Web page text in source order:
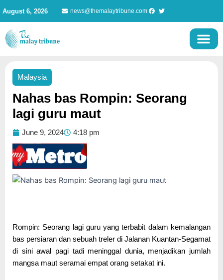
content
August 6, 2026 news@themalaytribune.com
Malaysia
Nahas bas Rompin: Seorang
lagi guru maut
June 9, 2024 4:18 pm
Rompin: Seorang lagi guru yang terbabit dalam kemalangan
bas persiaran dan sebuah treler di Jalanan Kuantan-Segamat
di sini awal pagi tadi meninggal dunia, menjadikan jumlah
mangsa maut seramai empat orang setakat ini.